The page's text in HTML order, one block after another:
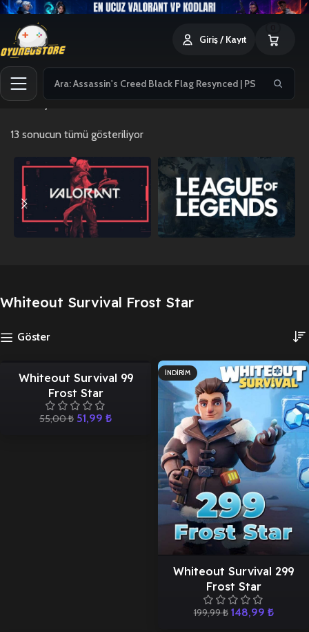
Giriş / Kayıt
Ana Sayfa Whiteout Survival Frost Star
13 sonucun tümü gösteriliyor
Whiteout Survival Frost Star
Göster
İNDIRIM
Whiteout Survival 99
Frost Star
55,00₺ 51,99 ₺
İNDIRIM
Whiteout Survival 299
Frost Star
199,99₺ 148,99 ₺